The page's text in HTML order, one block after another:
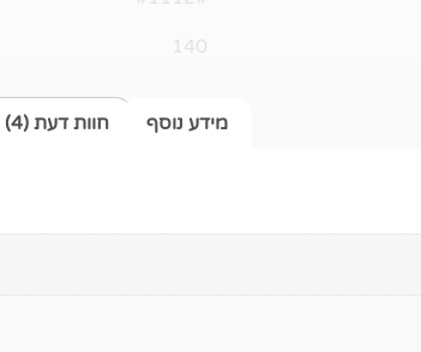
140
מידע נוסף חוות דעת (4)